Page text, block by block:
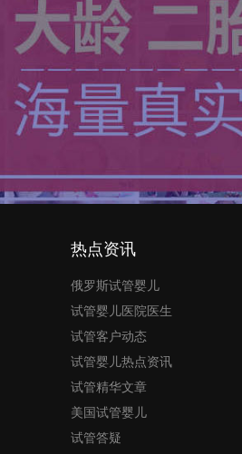
热点资讯
俄罗斯试管婴儿
试管婴儿医院医生
试管客户动态
试管婴儿热点资讯
试管精华文章
美国试管婴儿
试管答疑